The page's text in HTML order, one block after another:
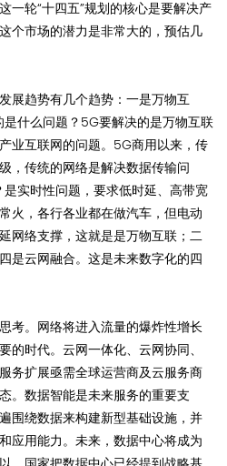
一轮“十四五”规划的核心是要解决产
个市场的潜力是非常大的，预估几
展趋势有几个趋势：一是万物互
什么问题？5G要解决的是万物互联
业互联网的问题。5G商用以来，传
，传统的网络是解决数据传输问
实时性问题，要求低时延、高带宽
火，各行各业都在做汽车，但电动
网络支撑，这就是是万物互联；二
是云网融合。这是未来数字化的四
考。网络将进入流量的爆炸性增长
的时代。云网一体化、云网协同、
务扩展亟需全球运营商及云服务商
。数据智能是未来服务的重要支
围绕数据来构建新型基础设施，并
应用能力。未来，数据中心将成为
，国家把数据中心已经提到战略基